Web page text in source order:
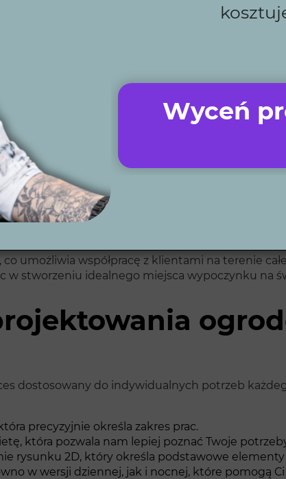
Wytwórnię Zieleni?
zostanie zaprojektowany z dbałością o każdy
12-letnim doświadczeniem i ponad 300
czasu
realizacją
i terminowość prac
umożliwia współpracę z klientami na terenie
w stworzeniu idealnego miejsca wypoczynku na
dostosowany do indywidualnych potrzeb
precyzyjnie określa zakres prac.
która pozwala nam lepiej poznać Twoje
rysunku 2D, który określa podstawowe
w wersji dziennej, jak i nocnej, które pomogą
Wyceń